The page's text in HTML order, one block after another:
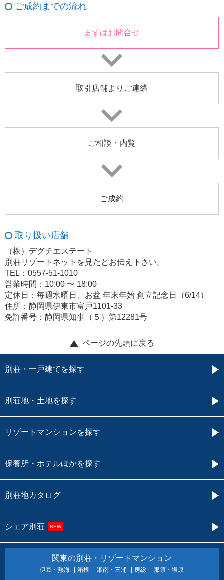
ご成約までの流れ
まずはお問合せ
取引店舗よりご連絡
ご相談・内覧
ご成約
取り扱い店舗
（株）デグチエステート
別荘リゾートネットを見たとお伝え下さい。
TEL：0557-51-1010
営業時間：10:00 〜 18:00
定休日：毎週水曜日、お盆 年末年始 創立記念日（6/14）
住所：静岡県伊東市富戸1101-33
免許番号：静岡県知事（５）第12281号
ページの先頭に戻る
別荘・一戸建てを探す
別荘地・土地を探す
リゾートマンションを探す
保養所・ホテルほかを探す
別荘地カタログ
シェア別荘 NEW
関東の別荘・リゾートマンション
伊豆・熱海 箱根 湘南・三浦 房総 那須・塩原